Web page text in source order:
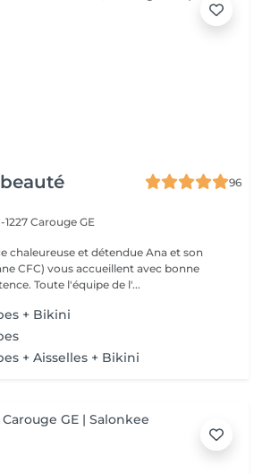
96
1227 Carouge GE
chaleureuse et détendue Ana et son
CFC) vous accueillent avec bonne
Toute l'équipe de l'...
+ Bikini
+ Aisselles + Bikini